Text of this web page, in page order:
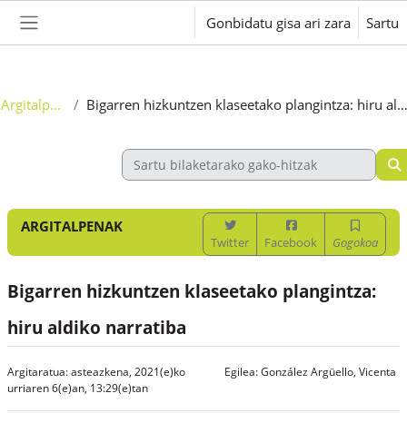
Alboko panela
Gonbidatu gisa ari zara Sartu
Argitalpenak Bigarren hizkuntzen klaseetako plangintza: hiru aldiko narratiba
ARGITALPENAK
Twitter Facebook Gogokoa
Bigarren hizkuntzen klaseetako plangintza:
hiru aldiko narratiba
Argitaratua: asteazkena, 2021(e)ko
urriaren 6(e)an, 13:29(e)tan
Egilea:González Argüello, Vicenta